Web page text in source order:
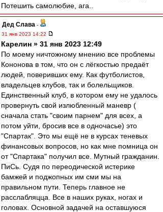
Потешить самолюбие, ага..
Дед Слава -
31 янв 2023 14:22
Карелин » 31 янв 2023 12:49
По моему ничтожному мнению все проблемы
Кононова в том, что он с лёгкостью предаёт
людей, поверивших ему. Как футболистов,
владельцев клубов, так и болельщиков.
Единственный клуб, в котором ему не удалось
провернуть свой излюбленный маневр (
сначала стать "своим парнем" для всех, а
потом уйти, бросив все в одночасье) это
"Спартак". Это мы ещё не в курсах теневых
финансовых вопросов, но как мне помница он
от "Спартака" получил все. Мутный гражданин.
ПиСь. Судя по переодической истерике
бамжей и поджопных им сми мы на
правильном пути. Теперь главное не
расслабляцца. Все в наших руках, ногах и
головах. Основной задачей на оставшуюся